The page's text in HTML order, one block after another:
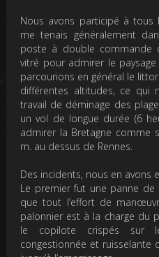
Nous avons participé à tous
me tenais généralement
poste à double commande
vitré pour admirer le
parcourions en général le
différentes altitudes, ce qui
travail de déminage des
un vol de longue durée (6
admirer la Bretagne comme
m. au dessus de Rennes.
Des incidents, nous en avons
Le premier fut une panne de
que tout l’effort de
palonnier est à la charge du
le copilote crispés sur
congestionnée et ruisselante